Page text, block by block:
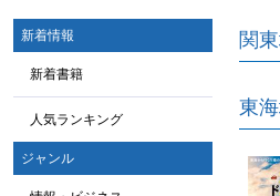
新着情報
新着書籍
人気ランキング
ジャンル
関
東